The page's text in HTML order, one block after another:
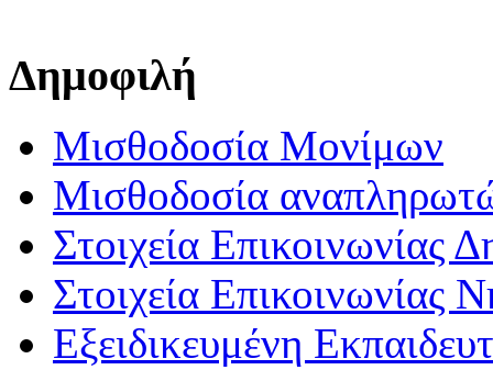
Δημοφιλή
Μισθοδοσία Μονίμων
Μισθοδοσία
Στοιχεία Επικοινωνίας
Στοιχεία Επικοινωνίας
Εξειδικευμένη